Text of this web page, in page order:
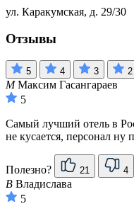
ул. Каракумская, д. 29/30
Отзывы
5 4 3 2
ММаксим Гасангараев
5
Самый лучший отель в
не кусается, персонал ну
Полезно? 21 4
В Владислава
5